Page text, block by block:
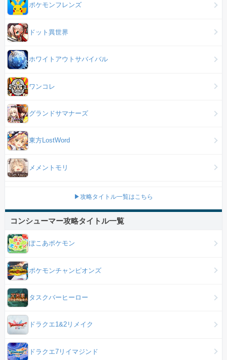
ポケモンフレンズ
ドット異世界
ホワイトアウトサバイバル
ワンコレ
グランドサマナーズ
東方LostWord
メメントモリ
▶攻略タイトル一覧はこちら
コンシューマー攻略タイトル一覧
ぽこあポケモン
ポケモンチャンピオンズ
タスクバーヒーロー
ドラクエ1&2リメイク
ドラクエ7リイマジンド